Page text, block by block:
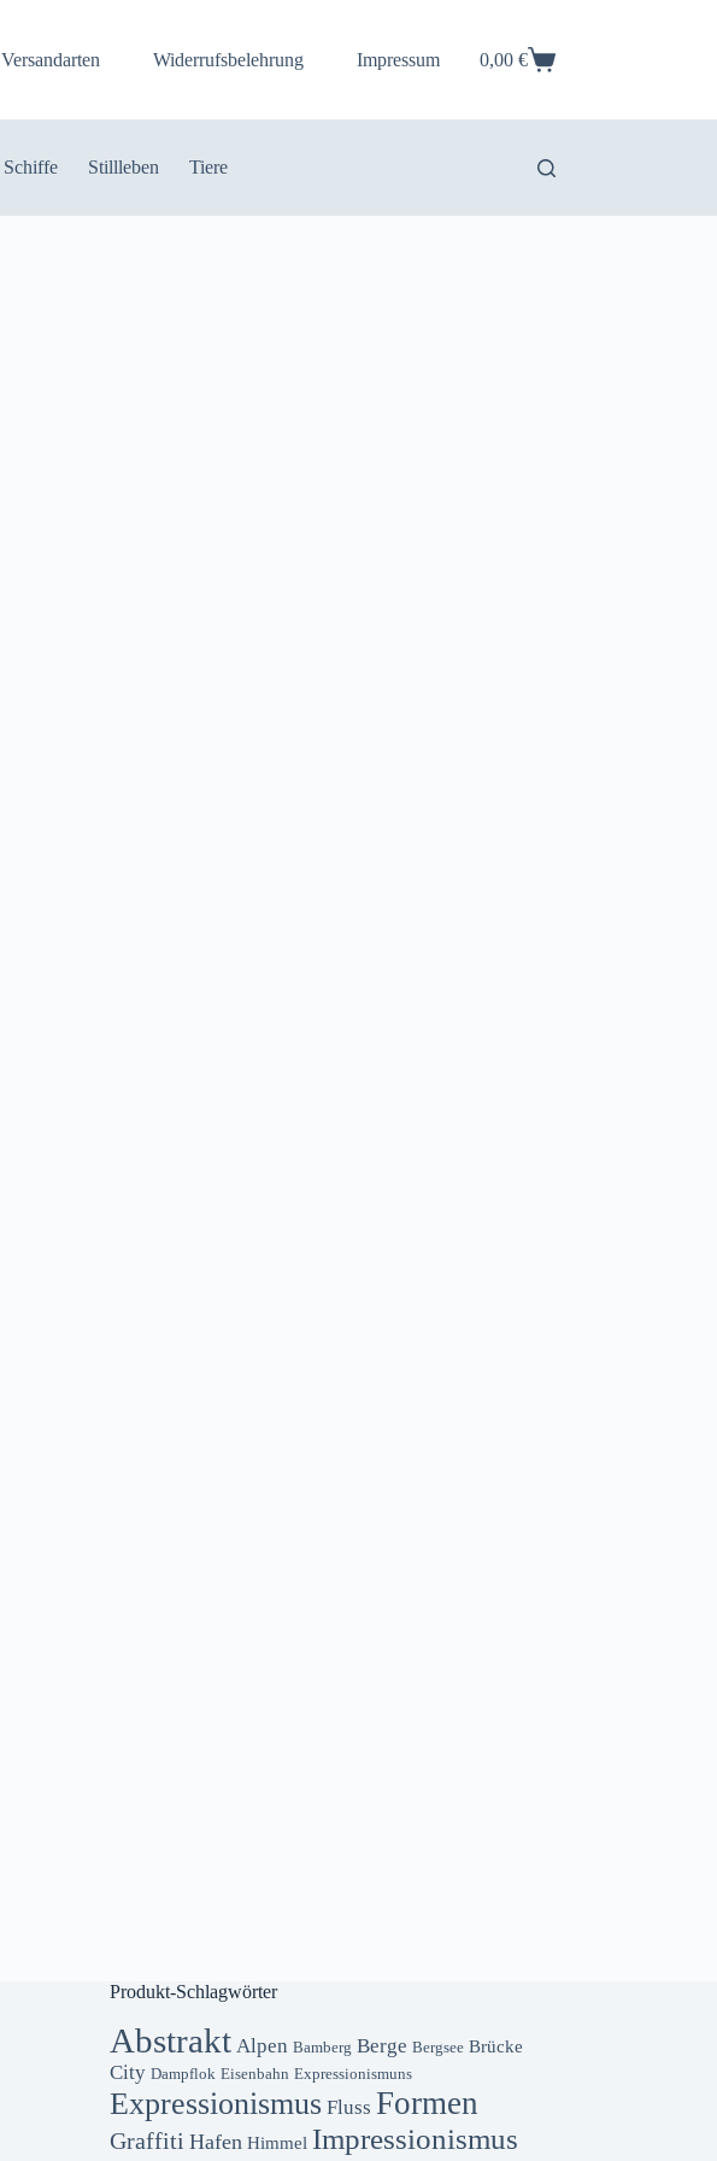
Versandarten Widerrufsbelehrung Impressum Warenkorb
0,00 €
Schiffe Stillleben Tiere
Produkt-Schlagwörter
Abstrakt Alpen Bamberg Berge Bergsee Brücke
City Dampflok Eisenbahn Expressionismuns
Expressionismus Fluss Formen
Graffiti Hafen Himmel Impressionismus